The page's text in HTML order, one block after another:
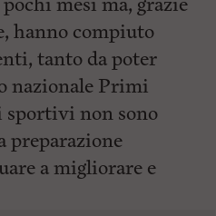
hanno compiuto
tanto da poter
nazionale Primi
sportivi non sono
preparazione
a migliorare e